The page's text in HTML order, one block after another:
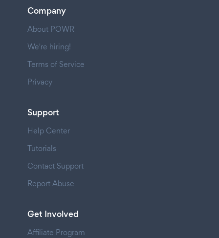
Company
About POWR
We're hiring!
Terms of Service
Privacy
Support
Help Center
Tutorials
Contact Support
Report Abuse
Get Involved
Affiliate Program